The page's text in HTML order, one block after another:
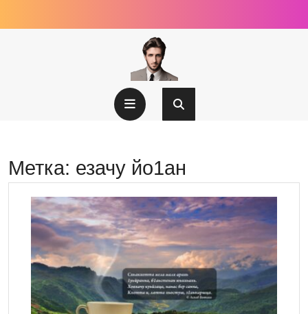
Кнопка
Метка: езачу йо1ан